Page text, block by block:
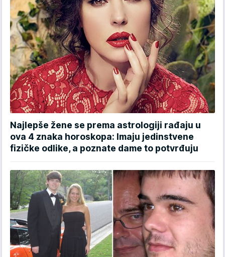
Najlepše žene se prema astrologiji rađaju u
ova 4 znaka horoskopa: Imaju jedinstvene
fizičke odlike, a poznate dame to potvrđuju